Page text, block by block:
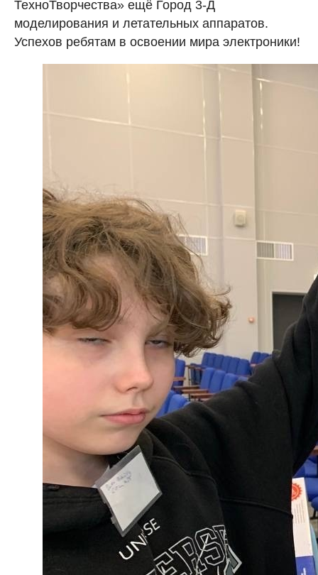
ТехноТворчества» ещё Город 3-Д
моделирования и летательных аппаратов.
Успехов ребятам в освоении мира электроники!